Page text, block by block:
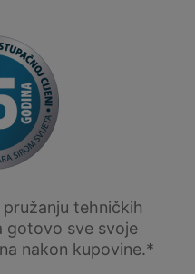
tehničkih
gotovo sve svoje
nakon kupovine.*